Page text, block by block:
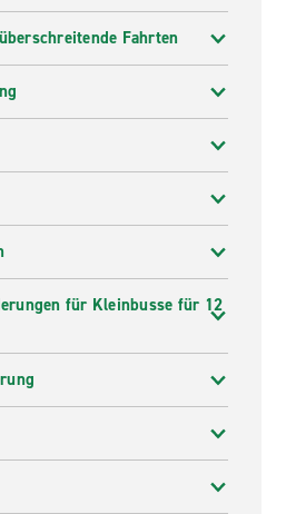
Fahrten
für Kleinbusse für 12